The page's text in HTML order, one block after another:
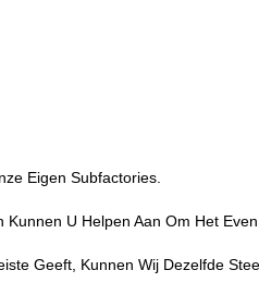
Eigen Subfactories.
U Helpen Aan Om Het
Geeft, Kunnen Wij Dezelfde